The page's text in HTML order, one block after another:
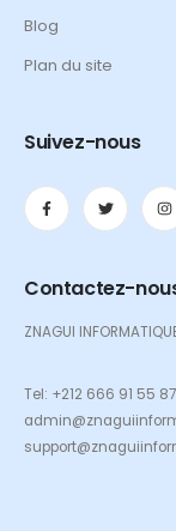
Blog
Plan du site
Suivez-nous
Contactez-
ZNAGUI
Tel: +212 666 91 55